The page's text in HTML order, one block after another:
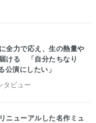
タビュー
全力で応え、生の熱量や
ける 「自分たちなり
公演にしたい」
ニューアルした名作ミュ